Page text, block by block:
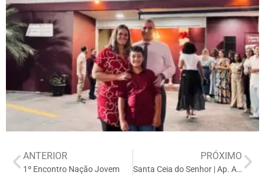
ANTERIOR
1º Encontro Nação Jovem
PRÓXIMO
Santa Ceia do Senhor | Ap. Alessandro Gregorute | 04/12/2022